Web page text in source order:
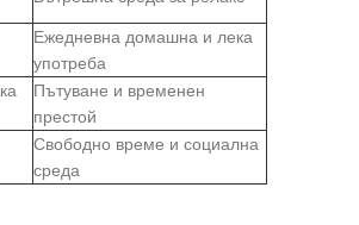
Ежедневна домашна и лека
употреба
Пътуване и временен
престой
Свободно време и социална
среда